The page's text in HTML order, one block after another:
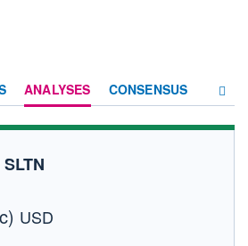
ANALYSES CONSENSUS
ACTIONNAIRES
USD